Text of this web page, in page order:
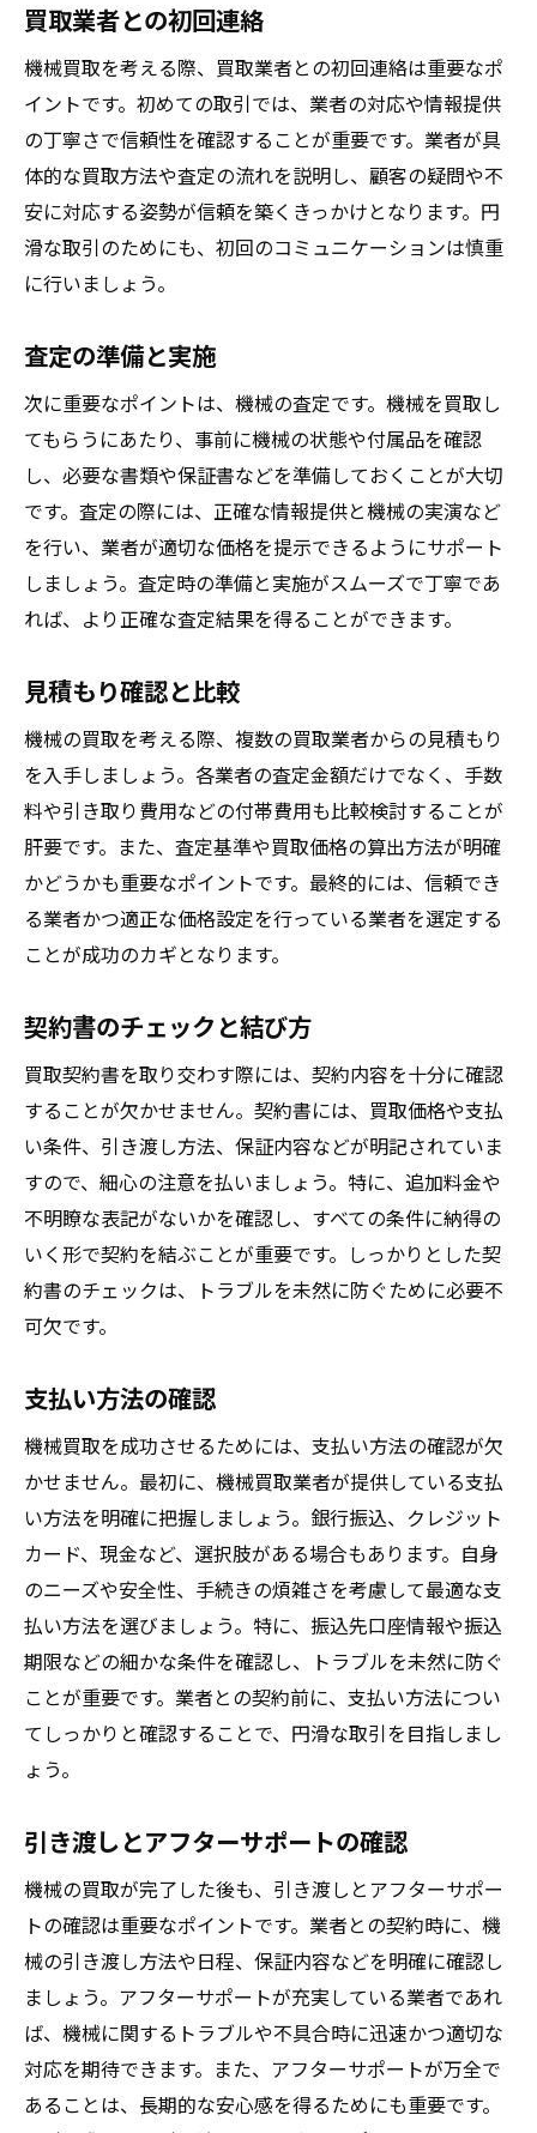
買取業者との初回連絡
機械買取を考える際、買取業者との初回連絡は重要なポ
イントです。初めての取引では、業者の対応や情報提供
の丁寧さで信頼性を確認することが重要です。業者が具
体的な買取方法や査定の流れを説明し、顧客の疑問や不
安に対応する姿勢が信頼を築くきっかけとなります。円
滑な取引のためにも、初回のコミュニケーションは慎重
に行いましょう。
査定の準備と実施
次に重要なポイントは、機械の査定です。機械を買取し
てもらうにあたり、事前に機械の状態や付属品を確認
し、必要な書類や保証書などを準備しておくことが大切
です。査定の際には、正確な情報提供と機械の実演など
を行い、業者が適切な価格を提示できるようにサポート
しましょう。査定時の準備と実施がスムーズで丁寧であ
れば、より正確な査定結果を得ることができます。
見積もり確認と比較
機械の買取を考える際、複数の買取業者からの見積もり
を入手しましょう。各業者の査定金額だけでなく、手数
料や引き取り費用などの付帯費用も比較検討することが
肝要です。また、査定基準や買取価格の算出方法が明確
かどうかも重要なポイントです。最終的には、信頼でき
る業者かつ適正な価格設定を行っている業者を選定する
ことが成功のカギとなります。
契約書のチェックと結び方
買取契約書を取り交わす際には、契約内容を十分に確認
することが欠かせません。契約書には、買取価格や支払
い条件、引き渡し方法、保証内容などが明記されていま
すので、細心の注意を払いましょう。特に、追加料金や
不明瞭な表記がないかを確認し、すべての条件に納得の
いく形で契約を結ぶことが重要です。しっかりとした契
約書のチェックは、トラブルを未然に防ぐために必要不
可欠です。
支払い方法の確認
機械買取を成功させるためには、支払い方法の確認が欠
かせません。最初に、機械買取業者が提供している支払
い方法を明確に把握しましょう。銀行振込、クレジット
カード、現金など、選択肢がある場合もあります。自身
のニーズや安全性、手続きの煩雑さを考慮して最適な支
払い方法を選びましょう。特に、振込先口座情報や振込
期限などの細かな条件を確認し、トラブルを未然に防ぐ
ことが重要です。業者との契約前に、支払い方法につい
てしっかりと確認することで、円滑な取引を目指しまし
ょう。
引き渡しとアフターサポートの確認
機械の買取が完了した後も、引き渡しとアフターサポー
トの確認は重要なポイントです。業者との契約時に、機
械の引き渡し方法や日程、保証内容などを明確に確認し
ましょう。アフターサポートが充実している業者であれ
ば、機械に関するトラブルや不具合時に迅速かつ適切な
対応を期待できます。また、アフターサポートが万全で
あることは、長期的な安心感を得るためにも重要です。